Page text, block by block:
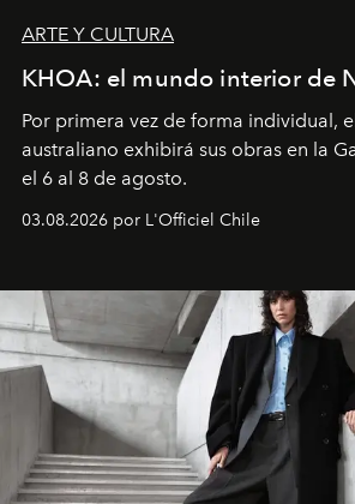
ARTE Y CULTURA
KHOA: el mundo interior de
Por primera vez de forma individual,
australiano exhibirá sus obras en la
el 6 al 8 de agosto.
03.08.2026 por L'Officiel Chile